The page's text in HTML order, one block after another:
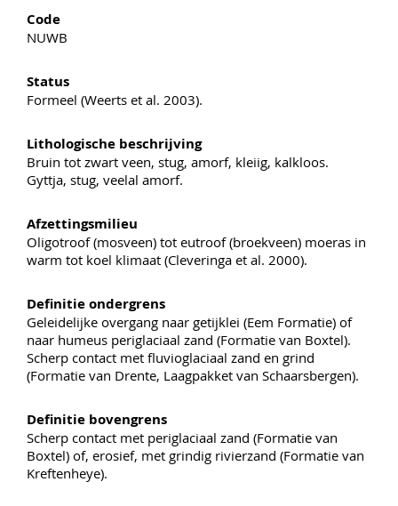
Code
NUWB
Status
Formeel (Weerts et al. 2003).
Lithologische beschrijving
Bruin tot zwart veen, stug, amorf, kleiig, kalkloos.
Gyttja, stug, veelal amorf.
Afzettingsmilieu
Oligotroof (mosveen) tot eutroof (broekveen) moeras in
warm tot koel klimaat (Cleveringa et al. 2000).
Definitie ondergrens
Geleidelijke overgang naar getijklei (Eem Formatie) of
naar humeus periglaciaal zand (Formatie van Boxtel).
Scherp contact met fluvioglaciaal zand en grind
(Formatie van Drente, Laagpakket van Schaarsbergen).
Definitie bovengrens
Scherp contact met periglaciaal zand (Formatie van
Boxtel) of, erosief, met grindig rivierzand (Formatie van
Kreftenheye).